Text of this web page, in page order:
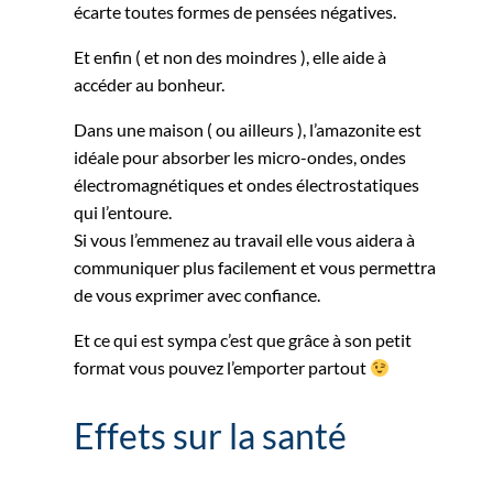
écarte toutes formes de pensées négatives.
Et enfin ( et non des moindres ), elle aide à
accéder au bonheur.
Dans une maison ( ou ailleurs ), l’amazonite est
idéale pour absorber les micro-ondes, ondes
électromagnétiques et ondes électrostatiques
qui l’entoure.
Si vous l’emmenez au travail elle vous aidera à
communiquer plus facilement et vous permettra
de vous exprimer avec confiance.
Et ce qui est sympa c’est que grâce à son petit
format vous pouvez l’emporter partout
Effets sur la santé